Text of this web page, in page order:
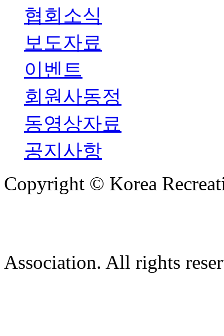
협회소식
보도자료
이벤트
회원사동정
동영상자료
공지사항
Copyright © Korea
Association. All rights